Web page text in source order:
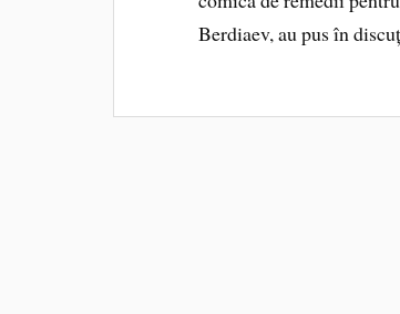
Berdiaev, au pus în